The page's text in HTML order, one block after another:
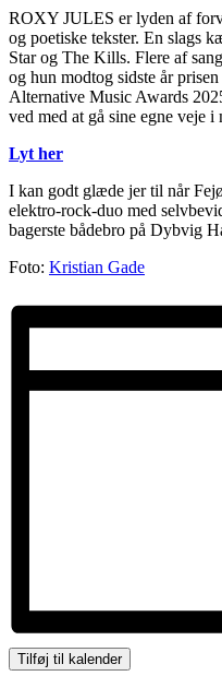
ROXY JULES er lyden af
og poetiske tekster. En slags
Star og The Kills. Flere af
og hun modtog sidste år
Alternative Music Awards
ved med at gå sine egne veje i
Lyt her
I kan godt glæde jer til når
elektro-rock-duo med
bagerste bådebro på Dybvig
Foto: Kristian Gade
Tilføj til kalender